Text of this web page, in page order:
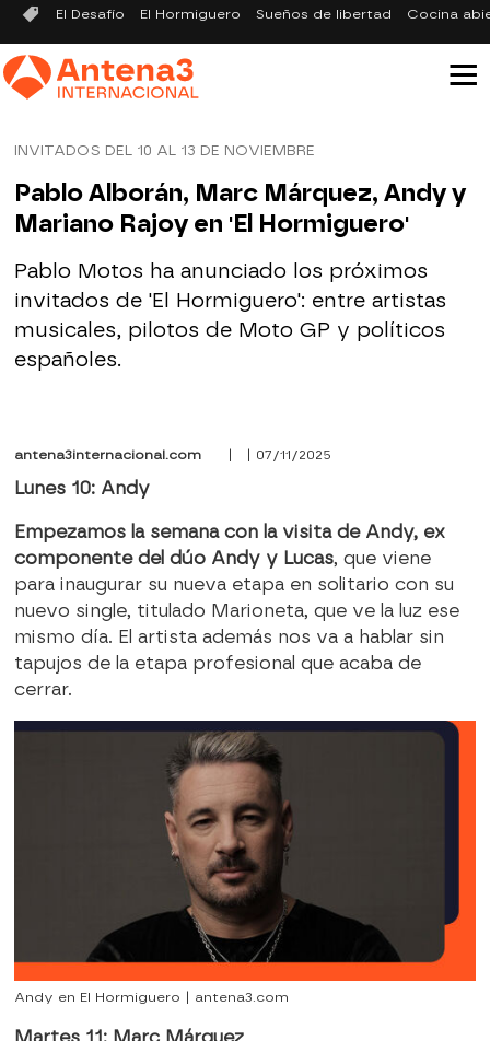
El Desafío El Hormiguero Sueños de libertad Cocina
INVITADOS DEL 10 AL 13 DE NOVIEMBRE
Pablo Alborán, Marc Márquez, Andy y
Mariano Rajoy en 'El Hormiguero'
Pablo Motos ha anunciado los próximos
invitados de 'El Hormiguero': entre artistas
musicales, pilotos de Moto GP y políticos
españoles.
antena3internacional.com | | 07/11/2025
Lunes 10: Andy
Empezamos la semana con la visita de Andy, ex
componente del dúo Andy y Lucas, que viene
para inaugurar su nueva etapa en solitario con su
nuevo single, titulado Marioneta, que ve la luz ese
mismo día. El artista además nos va a hablar sin
tapujos de la etapa profesional que acaba de
cerrar.
Andy en El Hormiguero | antena3.com